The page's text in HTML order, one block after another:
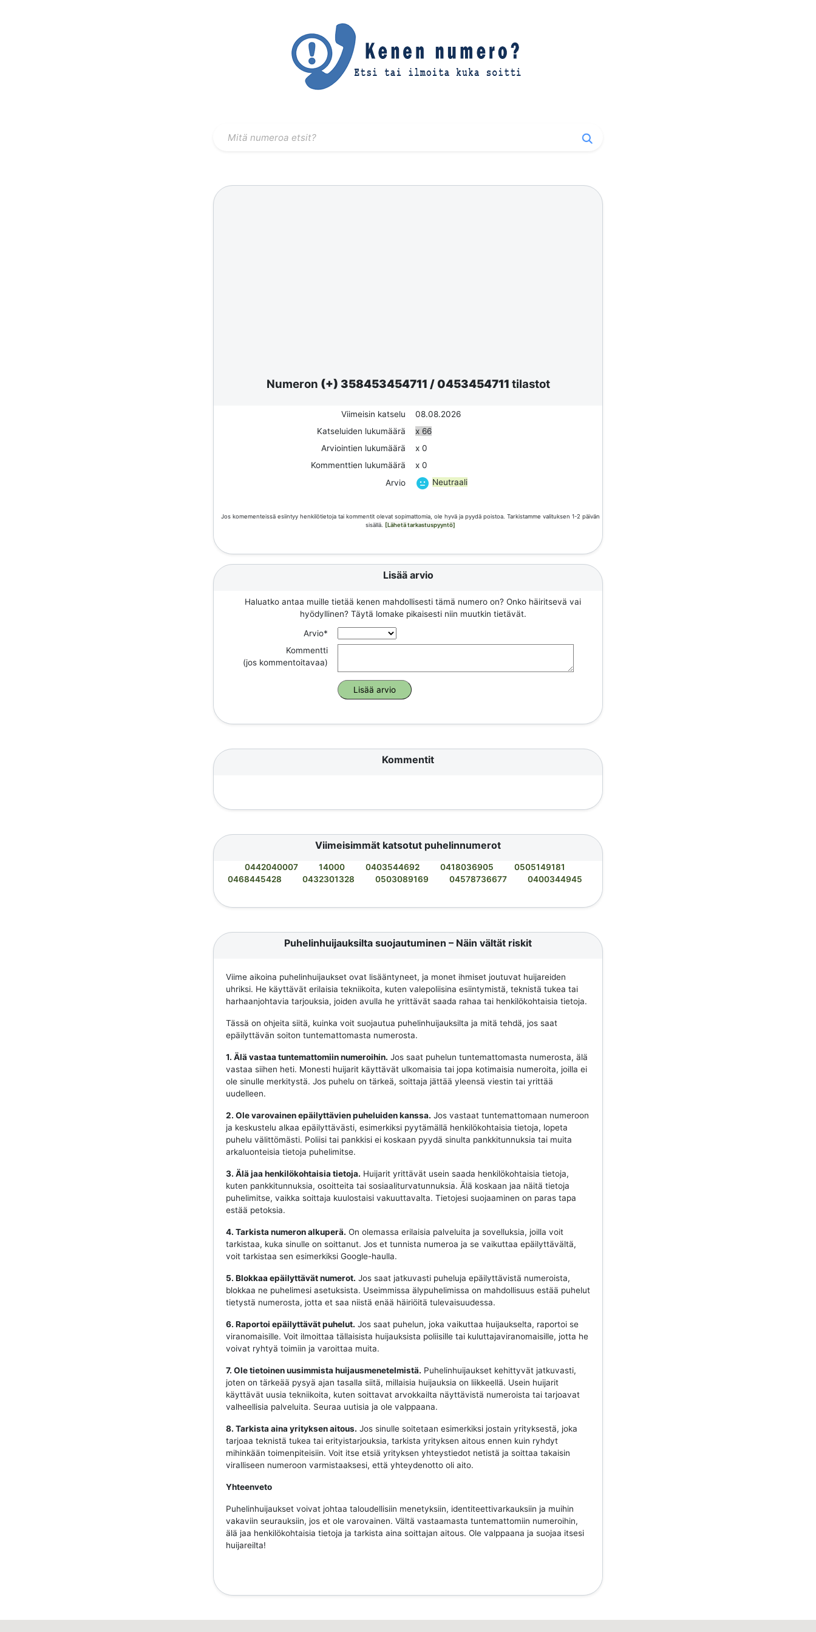
Numeron (+) 358453454711 /0453454711 tilastot
Viimeisin katselu
08.08.2026
Katseluiden lukumäärä
x 66
Arviointien lukumäärä
x 0
Kommenttien lukumäärä
x 0
Arvio
Neutraali
Jos komementeissä esiintyy henkilötietoja tai kommentit olevat sopimattomia, ole hyvä ja pyydä poistoa. Tarkistamme valituksen 1-2 päivän
sisällä. [Lähetä tarkastuspyyntö]
Lisää arvio
Haluatko antaa muille tietää kenen mahdollisesti tämä numero on? Onko häiritsevä vai
hyödyllinen? Täytä lomake pikaisesti niin muutkin tietävät.
Arvio*
Kommentti
(jos kommentoitavaa)
Kommentit
Viimeisimmät katsotut puhelinnumerot
0442040007 14000 0403544692 0418036905
0505149181
0468445428
0432301328 0503089169 04578736677 0400344945
Puhelinhuijauksilta suojautuminen – Näin vältät riskit
Viime aikoina puhelinhuijaukset ovat lisääntyneet, ja monet ihmiset joutuvat huijareiden
uhriksi. He käyttävät erilaisia tekniikoita, kuten valepoliisina esiintymistä, teknistä tukea tai
harhaanjohtavia tarjouksia, joiden avulla he yrittävät saada rahaa tai henkilökohtaisia tietoja.
Tässä on ohjeita siitä, kuinka voit suojautua puhelinhuijauksilta ja mitä tehdä, jos saat
epäilyttävän soiton tuntemattomasta numerosta.
1. Älä vastaa tuntemattomiin numeroihin. Jos saat puhelun tuntemattomasta numerosta, älä
vastaa siihen heti. Monesti huijarit käyttävät ulkomaisia tai jopa kotimaisia numeroita, joilla ei
ole sinulle merkitystä. Jos puhelu on tärkeä, soittaja jättää yleensä viestin tai yrittää
uudelleen.
2. Ole varovainen epäilyttävien puheluiden kanssa. Jos vastaat tuntemattomaan numeroon
ja keskustelu alkaa epäilyttävästi, esimerkiksi pyytämällä henkilökohtaisia tietoja, lopeta
puhelu välittömästi. Poliisi tai pankkisi ei koskaan pyydä sinulta pankkitunnuksia tai muita
arkaluonteisia tietoja puhelimitse.
3. Älä jaa henkilökohtaisia tietoja. Huijarit yrittävät usein saada henkilökohtaisia tietoja,
kuten pankkitunnuksia, osoitteita tai sosiaaliturvatunnuksia. Älä koskaan jaa näitä tietoja
puhelimitse, vaikka soittaja kuulostaisi vakuuttavalta. Tietojesi suojaaminen on paras tapa
estää petoksia.
4. Tarkista numeron alkuperä. On olemassa erilaisia palveluita ja sovelluksia, joilla voit
tarkistaa, kuka sinulle on soittanut. Jos et tunnista numeroa ja se vaikuttaa epäilyttävältä,
voit tarkistaa sen esimerkiksi Google-haulla.
5. Blokkaa epäilyttävät numerot. Jos saat jatkuvasti puheluja epäilyttävistä numeroista,
blokkaa ne puhelimesi asetuksista. Useimmissa älypuhelimissa on mahdollisuus estää puhelut
tietystä numerosta, jotta et saa niistä enää häiriöitä tulevaisuudessa.
6. Raportoi epäilyttävät puhelut. Jos saat puhelun, joka vaikuttaa huijaukselta, raportoi se
viranomaisille. Voit ilmoittaa tällaisista huijauksista poliisille tai kuluttajaviranomaisille, jotta he
voivat ryhtyä toimiin ja varoittaa muita.
7. Ole tietoinen uusimmista huijausmenetelmistä. Puhelinhuijaukset kehittyvät jatkuvasti,
joten on tärkeää pysyä ajan tasalla siitä, millaisia huijauksia on liikkeellä. Usein huijarit
käyttävät uusia tekniikoita, kuten soittavat arvokkailta näyttävistä numeroista tai tarjoavat
valheellisia palveluita. Seuraa uutisia ja ole valppaana.
8. Tarkista aina yrityksen aitous. Jos sinulle soitetaan esimerkiksi jostain yrityksestä, joka
tarjoaa teknistä tukea tai erityistarjouksia, tarkista yrityksen aitous ennen kuin ryhdyt
mihinkään toimenpiteisiin. Voit itse etsiä yrityksen yhteystiedot netistä ja soittaa takaisin
viralliseen numeroon varmistaaksesi, että yhteydenotto oli aito.
Yhteenveto
Puhelinhuijaukset voivat johtaa taloudellisiin menetyksiin, identiteettivarkauksiin ja muihin
vakaviin seurauksiin, jos et ole varovainen. Vältä vastaamasta tuntemattomiin numeroihin,
älä jaa henkilökohtaisia tietoja ja tarkista aina soittajan aitous. Ole valppaana ja suojaa itsesi
huijareilta!